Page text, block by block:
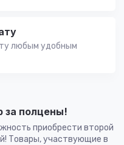
любым удобным
за полцены!
приобрести второй
Товары, участвующие в